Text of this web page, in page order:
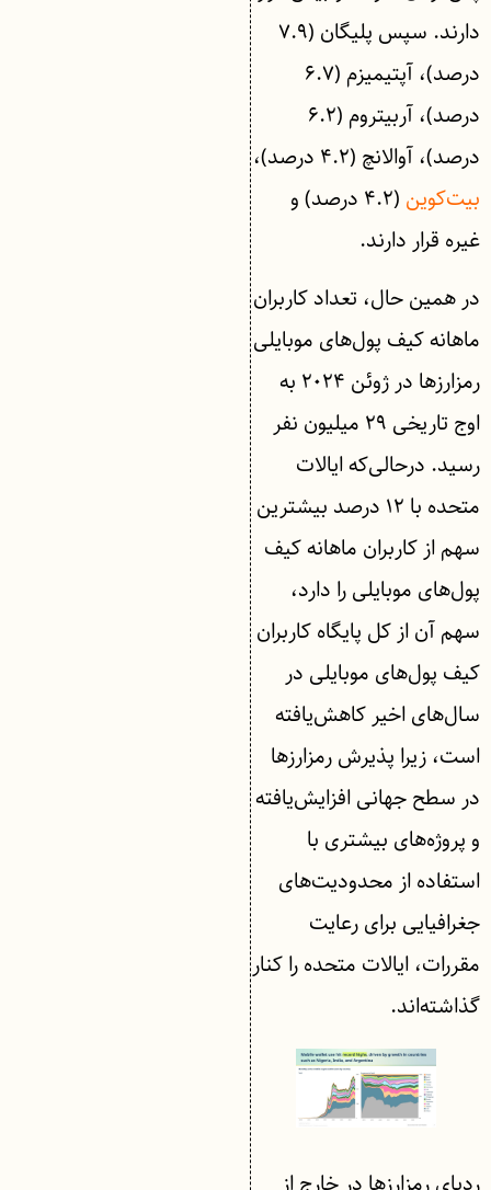
دارند. سپس پلیگان (۷.۹
درصد)، آپتیمیزم (۶.۷
درصد)، آربیتروم (۶.۲
درصد)، آوالانچ (۴.۲ درصد)،
بیت‌کوین
(۴.۲ درصد) و
غیره قرار دارند.
در همین حال، تعداد کاربران
ماهانه کیف پول‌های موبایلی
رمزارزها در ژوئن ۲۰۲۴ به
اوج تاریخی ۲۹ میلیون نفر
رسید. درحالی‌که ایالات
متحده با ۱۲ درصد بیشترین
سهم از کاربران ماهانه کیف
پول‌های موبایلی را دارد،
سهم آن از کل پایگاه کاربران
کیف پول‌های موبایلی در
سال‌های اخیر کاهش‌یافته
است، زیرا پذیرش رمزارزها
در سطح جهانی افزایش‌یافته
و پروژه‌های بیشتری با
استفاده از محدودیت‌های
جغرافیایی برای رعایت
مقررات، ایالات متحده را کنار
گذاشته‌اند.